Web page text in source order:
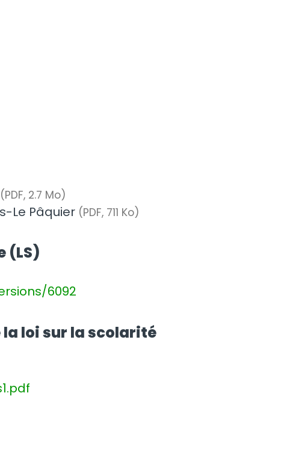
(PDF, 2.7 Mo)
Le Pâquier (PDF, 711 Ko)
(LS)
6092
la loi sur la scolarité